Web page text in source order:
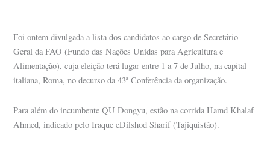
Foi ontem divulgada a lista dos candidatos ao cargo de Secretário
Geral da FAO (Fundo das Nações Unidas para Agricultura e
Alimentação), cuja eleição terá lugar entre 1 a 7 de Julho, na capital
italiana, Roma, no decurso da 43ª Conferência da organização.
Para além do incumbente QU Dongyu, estão na corrida Hamd Khalaf
Ahmed, indicado pelo Iraque eDilshod Sharif (Tajiquistão).